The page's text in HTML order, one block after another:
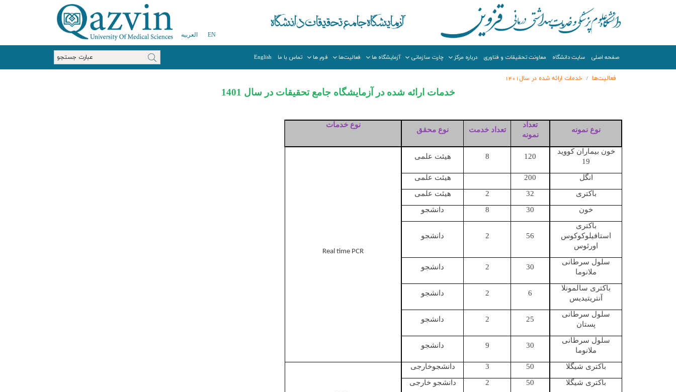
EN العربیه
صفحه اصلي سایت دانشگاه معاونت تحقیقات و فناوری درباره مرکز چارت سازمانی آزمایشگاه ها فعالیت‌ها فرم ها تماس با ما English
فعالیت‌ها / خدمات ارائه شده در سال1401
خدمات ارائه شده در آزمایشگاه جامع تحقیقات در سال 1401
نوع نمونه
تعداد
نمونه
تعداد خدمت نوع محقق
نوع خدمات
خون بیماران کووید
19
120
8 هیئت علمی
Real time PCR
انگل 200
هیئت علمی
باکتری
32
2
هیئت علمی
خون
30
8
دانشجو
باکتری
استافیلوکوکوس
اورئوس
56
2 دانشجو
سلول سرطانی
ملانوما
30
2 دانشجو
باکتری سالمونلا
آنتریتیدیس
6
2 دانشجو
سلول سرطانی
پستان
25
2 دانشجو
سلول سرطانی
ملانوما
30
9 دانشجو
باکتری شیگلا 50
3 دانشجوخارجی
باکتری شیگلا 50
2
دانشجو خارجی